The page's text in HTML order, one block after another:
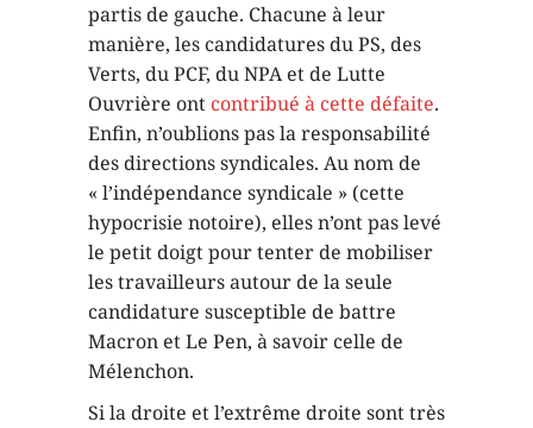
partis de gauche. Chacune à leur
manière, les candidatures du PS, des
Verts, du PCF, du NPA et de Lutte
Ouvrière ont contribué à cette défaite.
Enfin, n’oublions pas la responsabilité
des directions syndicales. Au nom de
« l’indépendance syndicale » (cette
hypocrisie notoire), elles n’ont pas levé
le petit doigt pour tenter de mobiliser
les travailleurs autour de la seule
candidature susceptible de battre
Macron et Le Pen, à savoir celle de
Mélenchon.
Si la droite et l’extrême droite sont très